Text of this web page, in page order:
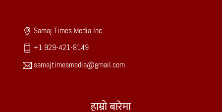
Samaj Times Media Inc
+1 929-421-8149
samajtimesmedia@gmail.com
हाम्रो बारेमा